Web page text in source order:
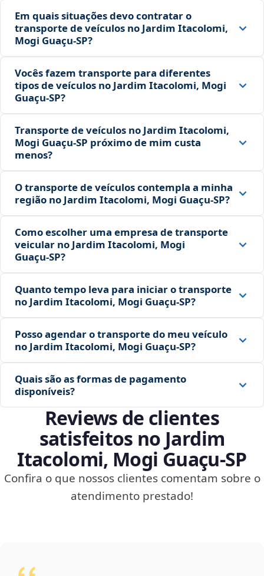
Em quais situações devo contratar o
transporte de veículos no Jardim Itacolomi,
Mogi Guaçu‑SP?
Vocês fazem transporte para diferentes
tipos de veículos no Jardim Itacolomi, Mogi
Guaçu‑SP?
Transporte de veículos no Jardim Itacolomi,
Mogi Guaçu‑SP próximo de mim custa
menos?
O transporte de veículos contempla a minha
região no Jardim Itacolomi, Mogi Guaçu‑SP?
Como escolher uma empresa de transporte
veicular no Jardim Itacolomi, Mogi
Guaçu‑SP?
Quanto tempo leva para iniciar o transporte
no Jardim Itacolomi, Mogi Guaçu‑SP?
Posso agendar o transporte do meu veículo
no Jardim Itacolomi, Mogi Guaçu‑SP?
Quais são as formas de pagamento
disponíveis?
Reviews de clientes
satisfeitos no Jardim
Itacolomi, Mogi Guaçu‑SP
Confira o que nossos clientes comentam sobre o
atendimento prestado!